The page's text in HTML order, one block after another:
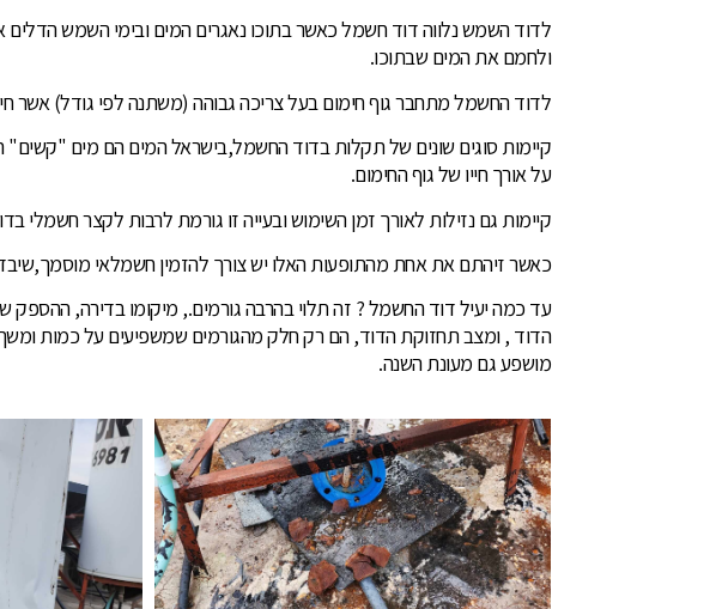
לדוד השמש נלווה דוד חשמל כאשר בתוכו נאגרים המים ובימי השמש הדלים
ולחמם את המים שבתוכו.
לדוד החשמל מתחבר גוף חימום בעל צריכה גבוהה (משתנה לפי גודל) אשר
קיימות סוגים שונים של תקלות בדוד החשמל,בישראל המים הם מים "קשים"
על אורך חייו של גוף החימום.
קיימות גם נזילות לאורך זמן השימוש ובעייה זו גורמת לרבות לקצר חשמלי
כאשר זיהתם את אחת מהתופעות האלו יש צורך להזמין חשמלאי
עד כמה יעיל דוד החשמל ? זה תלוי בהרבה גורמים., מיקומו בדירה,
הדוד , ומצב תחזוקת הדוד, הם רק חלק מהגורמים שמשפיעים על כמות
מושפע גם מעונת השנה.